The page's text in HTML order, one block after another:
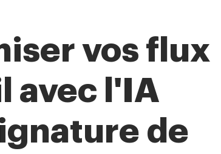
vos flux
avec l'IA
de